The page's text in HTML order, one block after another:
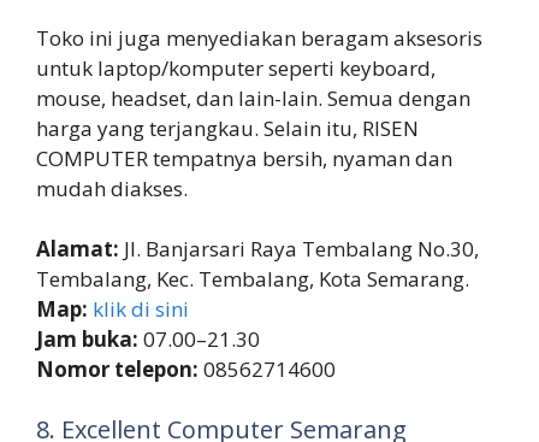
Toko ini juga menyediakan beragam aksesoris
untuk laptop/komputer seperti keyboard,
mouse, headset, dan lain-lain. Semua dengan
harga yang terjangkau. Selain itu, RISEN
COMPUTER tempatnya bersih, nyaman dan
mudah diakses.
Alamat: Jl. Banjarsari Raya Tembalang No.30,
Tembalang, Kec. Tembalang, Kota Semarang.
Map: klik di sini
Jam buka: 07.00–21.30
Nomor telepon: 08562714600
8. Excellent Computer Semarang